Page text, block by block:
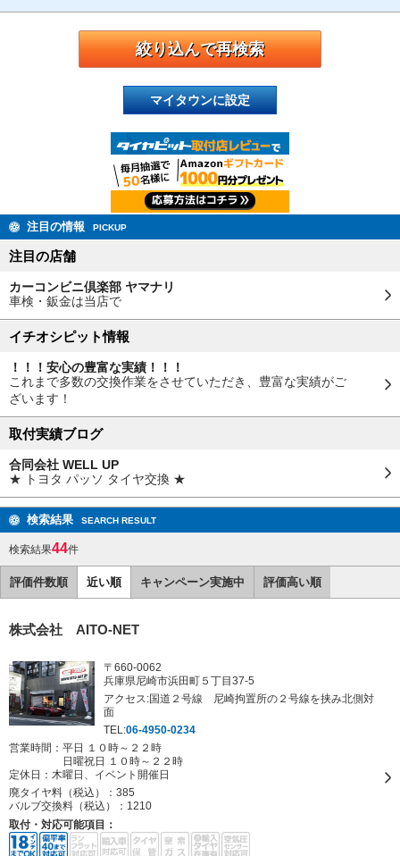
マイタウンに設定
注目の情報 PICKUP
注目の店舗
カーコンビニ倶楽部 ヤマナリ
車検・鈑金は当店で
イチオシピット情報
！！！安心の豊富な実績！！！
これまで多数の交換作業をさせていただき、豊富な実績がご
ざいます！
取付実績ブログ
合同会社 WELL UP
★ トヨタ パッソ タイヤ交換 ★
検索結果 SEARCH RESULT
検索結果44件
評価件数順 近い順 キャンペーン実施中 評価高い順
株式会社 AITO-NET
〒660-0062
兵庫県尼崎市浜田町５丁目37-5
アクセス:国道２号線 尼崎拘置所の２号線を挟み北側対
面
TEL:06-4950-0234
営業時間：平日 １０時～２２時
日曜祝日 １０時～２２時
定休日： 木曜日、イベント開催日
廃タイヤ料（税込）： 385
バルブ交換料（税込）： 1210
取付・対応可能項目：